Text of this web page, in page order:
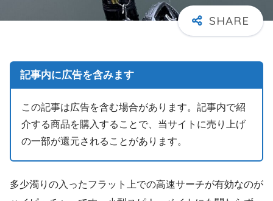
記事内に広告を含みます
この記事は広告を含む場合があります。記事内で紹
介する商品を購入することで、当サイトに売り上げ
の一部が還元されることがあります。
多少濁りの入ったフラット上での高速サーチが有効なのが